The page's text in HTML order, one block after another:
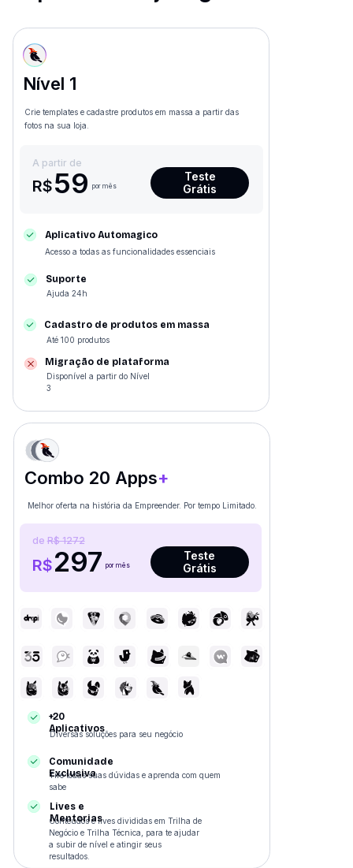
Nível 1
59
A partir de
Crie templates e cadastre produtos em massa a partir das
fotos na sua loja.
Acesso a todas as funcionalidades essenciais
por mês
R$
Teste
Grátis
Aplicativo Automagico
Ajuda 24h
Suporte
Cadastro de produtos em massa
Até 100 produtos
Disponível a partir do Nível
3
Migração de plataforma
de R$ 1272
Teste
Grátis
R$297 por mês
Melhor oferta na história da Empreender. Por tempo Limitado.
Combo 20 Apps+
Diversas soluções para seu negócio
+20
Aplicativos
Tire todas suas dúvidas e aprenda com quem
sabe
Comunidade
Exclusiva
Conteúdos e lives divididas em Trilha de
Negócio e Trilha Técnica, para te ajudar
a subir de nível e atingir seus
resultados.
Lives e
Mentorias